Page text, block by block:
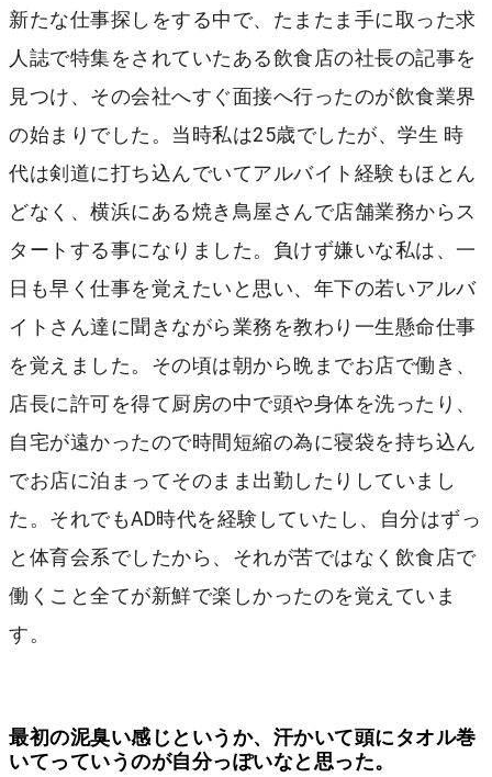
新たな仕事探しをする中で、たまたま手に取った求
人誌で特集をされていたある飲食店の社長の記事を
見つけ、その会社へすぐ面接へ行ったのが飲食業界
の始まりでした。当時私は25歳でしたが、学生 時
代は剣道に打ち込んでいてアルバイト経験もほとん
どなく、横浜にある焼き鳥屋さんで店舗業務からス
タートする事になりました。負けず嫌いな私は、一
日も早く仕事を覚えたいと思い、年下の若いアルバ
イトさん達に聞きながら業務を教わり一生懸命仕事
を覚えました。その頃は朝から晩までお店で働き、
店長に許可を得て厨房の中で頭や身体を洗ったり、
自宅が遠かったので時間短縮の為に寝袋を持ち込ん
でお店に泊まってそのまま出勤したりしていまし
た。それでもAD時代を経験していたし、自分はずっ
と体育会系でしたから、それが苦ではなく飲食店で
働くこと全てが新鮮で楽しかったのを覚えていま
す。
最初の泥臭い感じというか、汗かいて頭にタオル巻
いてっていうのが自分っぽいなと思った。